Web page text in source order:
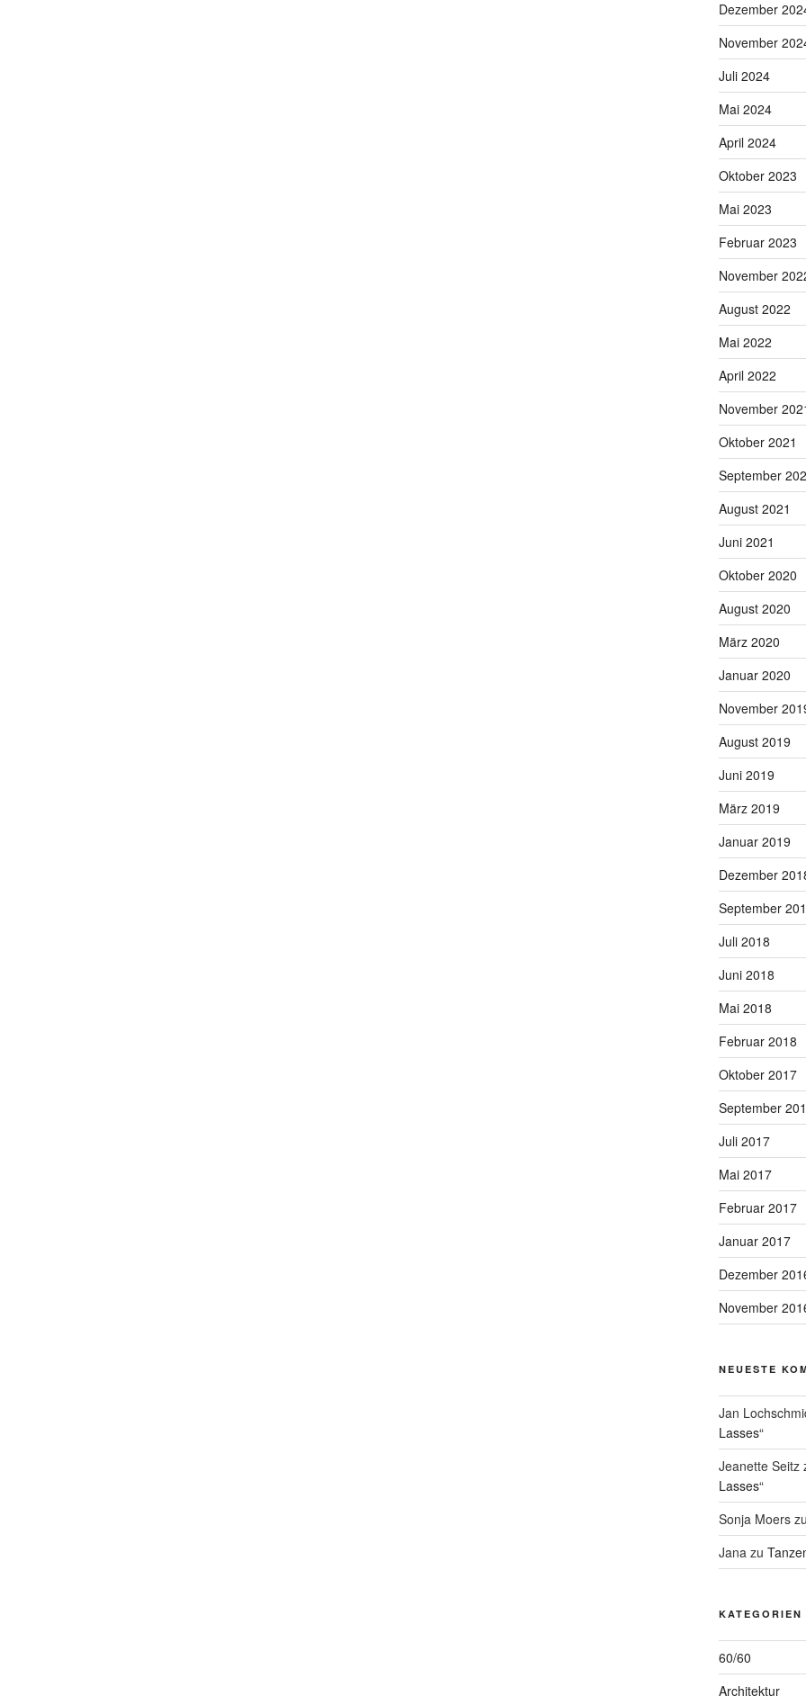
Dezember
November
Juli 2024
Mai 2024
April 2024
Oktober 2023
Mai 2023
Februar 2023
November
August 2022
Mai 2022
April 2022
November
Oktober 2021
September
August 2021
Juni 2021
Oktober 2020
August 2020
März 2020
Januar 2020
November
August 2019
Juni 2019
März 2019
Januar 2019
Dezember
September
Juli 2018
Juni 2018
Mai 2018
Februar 2018
Oktober 2017
September
Juli 2017
Mai 2017
Februar 2017
Januar 2017
Dezember
November
NEUESTE
Jan
Lasses“
Jeanette Seitz
Lasses“
Sonja Moers
Jana zu
KATEGORIEN
60/60
Architektur